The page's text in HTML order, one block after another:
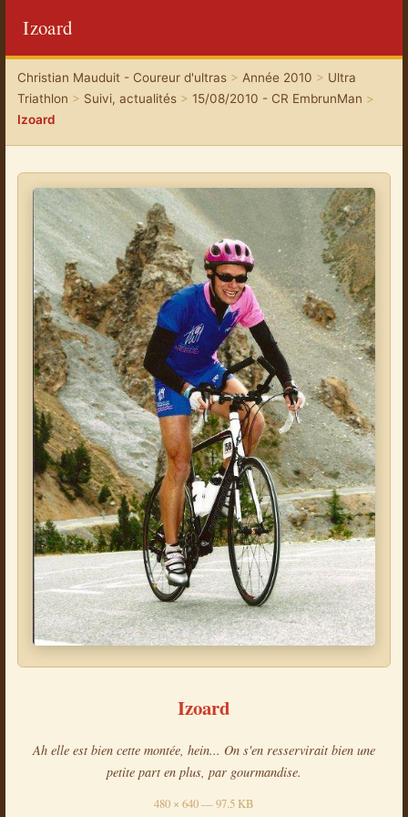
Izoard
Christian Mauduit - Coureur d'ultras> Année 2010 > Ultra
Triathlon > Suivi, actualités> 15/08/2010 - CR EmbrunMan >
Izoard
Izoard
Ah elle est bien cette montée, hein... On s'en resservirait bien une
petite part en plus, par gourmandise.
480 × 640 — 97.5 KB